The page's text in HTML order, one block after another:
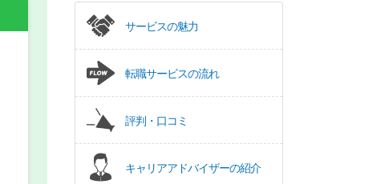
希望の働き方
サービスの魅力
転職サービスの流れ
評判・口コミ
キャリアアドバイザーの紹介